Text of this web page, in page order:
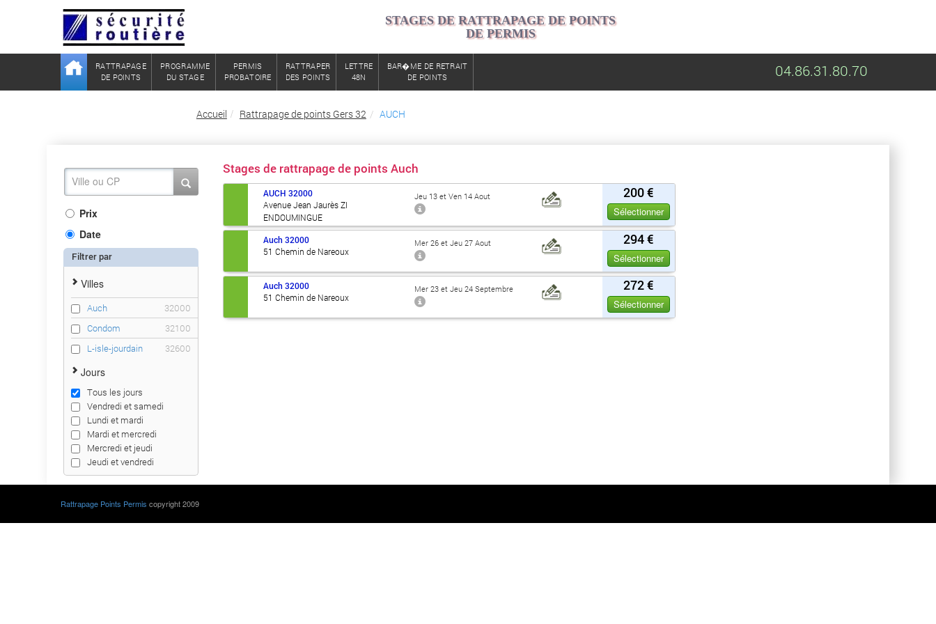
STAGES DE RATTRAPAGE DE POINTS
DE PERMIS
RATTRAPAGE
DE POINTS
PROGRAMME
DU STAGE
PERMIS
PROBATOIRE
RATTRAPER
DES POINTS
LETTRE
48N
BAR�ME DE RETRAIT
DE POINTS
04.86.31.80.70
Accueil Rattrapage de points Gers 32 AUCH
Prix
Date
Filtrer par
Villes
Auch
32000
Condom
32100
L-isle-jourdain
32600
Jours
Tous les jours
Vendredi et samedi
Lundi et mardi
Mardi et mercredi
Mercredi et jeudi
Jeudi et vendredi
Stages de rattrapage de points Auch
200 €
Sélectionner
AUCH 32000
Avenue Jean Jaurès ZI
ENDOUMINGUE
Jeu 13 et Ven 14 Aout
294 €
Sélectionner
Auch 32000
51 Chemin de Nareoux
Mer 26 et Jeu 27 Aout
272 €
Sélectionner
Auch 32000
51 Chemin de Nareoux
Mer 23 et Jeu 24 Septembre
Rattrapage Points Permis copyright 2009